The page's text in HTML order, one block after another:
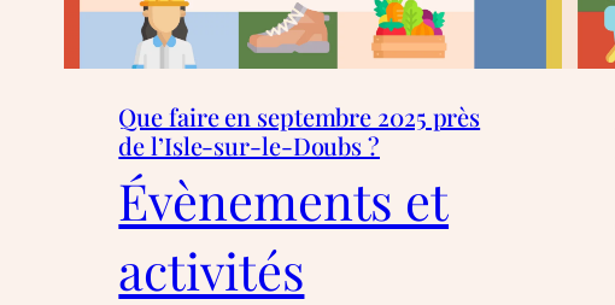
Que faire en septembre 2025 près
de l’Isle-sur-le-Doubs ?
Évènements et
activités